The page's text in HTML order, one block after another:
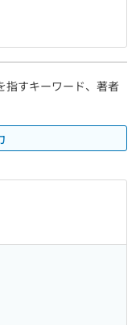
指すキーワード、著者